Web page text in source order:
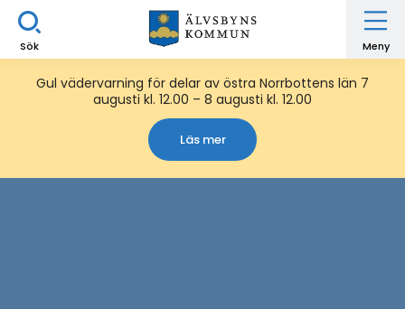
Sök Meny
Gul vädervarning för delar av östra Norrbottens län 7
augusti kl. 12.00 – 8 augusti kl. 12.00
Läs mer